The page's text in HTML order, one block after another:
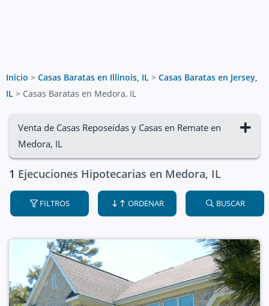
Inicio > Casas Baratas en Illinois, IL > Casas Baratas en Jersey,
IL > Casas Baratas en Medora, IL
Venta de Casas Reposeídas y Casas en Remate en
Medora, IL
1 Ejecuciones Hipotecarias en Medora, IL
FILTROS ORDENAR BUSCAR